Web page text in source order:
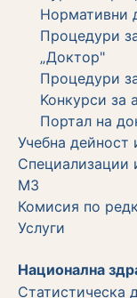
Нормативни
Процедури
„Доктор"
Процедури
Koнкурси за
Портал на
Учебна
Специализации
МЗ
Комисия по
Услуги
Национална
Статистическа